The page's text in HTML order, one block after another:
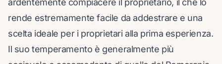
rende estremamente facile da addestrare e una
scelta ideale per i proprietari alla prima esperienza.
Il suo temperamento è generalmente più